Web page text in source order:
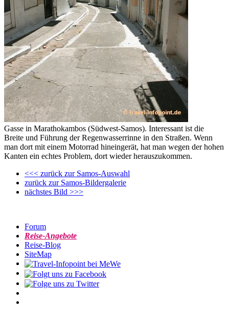
Gasse in Marathokambos (Südwest-Samos). Interessant ist die
Breite und Führung der Regenwasserrinne in den Straßen. Wenn
man dort mit einem Motorrad hineingerät, hat man wegen der hohen
Kanten ein echtes Problem, dort wieder herauszukommen.
<<< zurück zur Samos-Auswahl
zurück zur Samos-Bildergalerie
nächstes Bild >>>
Forum
Reise-Angebote
Reise-Blog
SiteMap